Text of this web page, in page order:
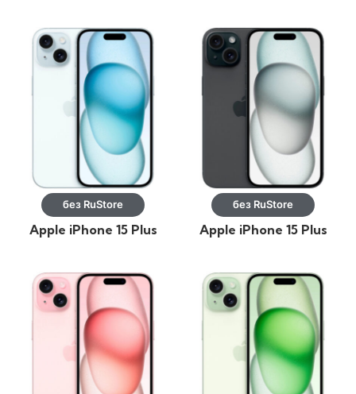
без RuStore
Apple iPhone 15 Plus
без RuStore
Apple iPhone 15 Plus